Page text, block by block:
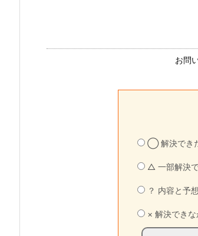
お問
◯ 解決でき
△ 一部解決
？ 内容と予
× 解決できな